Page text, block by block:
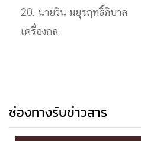
20. นายวิน มยุรฤทธิ์ภิบาล
เครื่องกล
ช่องทางรับข่าวสาร